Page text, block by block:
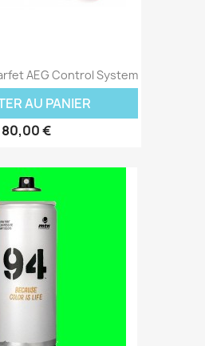
AEG Control System
AU PANIER
80,00 €